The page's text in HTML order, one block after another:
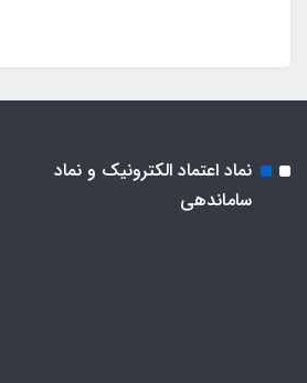
نماد اعتماد الکترونیک و نماد
ساماندهی